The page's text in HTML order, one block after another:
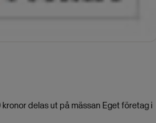
delas ut på mässan Eget företag i